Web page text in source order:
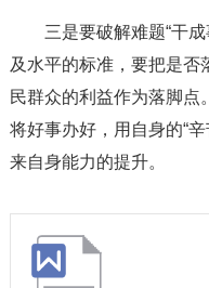
三是要破解难题“干成
及水平的标准，要把是否
民群众的利益作为落脚点
将好事办好，用自身的“
来自身能力的提升。